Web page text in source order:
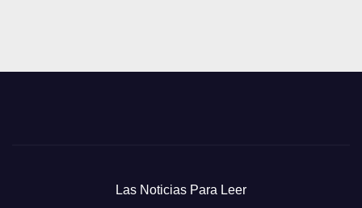
Las Noticias Para Leer